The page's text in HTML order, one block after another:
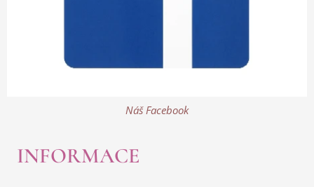
Náš Facebook
INFORMACE